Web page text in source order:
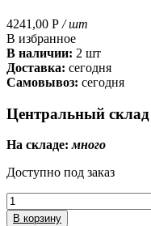
4241,00 Р / шт
В избранное
В наличии: 2 шт
Доставка: сегодня
Самовывоз: сегодня
Центральный склад
На складе:много
Доступно под заказ
В корзину